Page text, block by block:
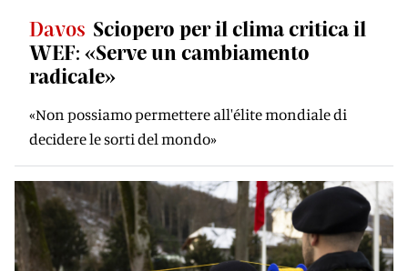
Davos Sciopero per il clima critica il
WEF: «Serve un cambiamento
radicale»
«Non possiamo permettere all'élite mondiale di
decidere le sorti del mondo»